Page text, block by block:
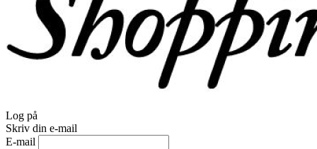
Log på
Skriv din e-mail
E-mail